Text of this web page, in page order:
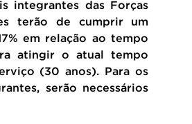
integrantes das Forças
terão de cumprir um
em relação ao tempo
atingir o atual tempo
(30 anos). Para os
serão necessários